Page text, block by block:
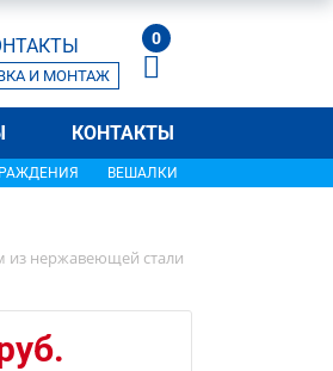
И МОНТАЖ
0
КОНТАКТЫ
ВЕШАЛКИ
из нержавеющей стали